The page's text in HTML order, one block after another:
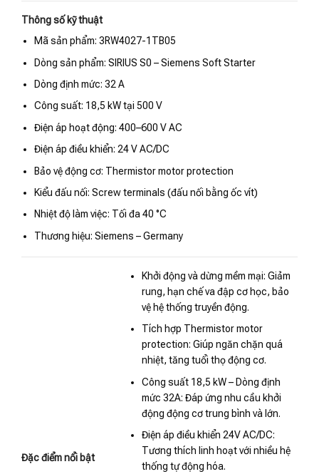
Thông số kỹ thuật
Mã sản phẩm: 3RW4027-1TB05
Dòng sản phẩm: SIRIUS S0 – Siemens Soft Starter
Dòng định mức: 32 A
Công suất: 18,5 kW tại 500 V
Điện áp hoạt động: 400–600 V AC
Điện áp điều khiển: 24 V AC/DC
Bảo vệ động cơ: Thermistor motor protection
Kiểu đấu nối: Screw terminals (đấu nối bằng ốc vít)
Nhiệt độ làm việc: Tối đa 40 °C
Thương hiệu: Siemens – Germany
Đặc điểm nổi bật
Khởi động và dừng mềm mại: Giảm
rung, hạn chế va đập cơ học, bảo
vệ hệ thống truyền động.
Tích hợp Thermistor motor
protection: Giúp ngăn chặn quá
nhiệt, tăng tuổi thọ động cơ.
Công suất 18,5 kW – Dòng định
mức 32A: Đáp ứng nhu cầu khởi
động động cơ trung bình và lớn.
Điện áp điều khiển 24V AC/DC:
Tương thích linh hoạt với nhiều hệ
thống tự động hóa.